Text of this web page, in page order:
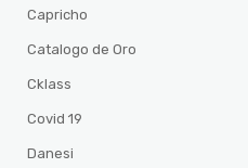
Capricho
Catalogo de Oro
Cklass
Covid 19
Danesi